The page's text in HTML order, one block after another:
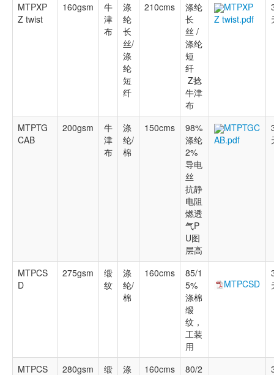
MTPXP
Z twist
160gsm
牛
津
布
涤
纶
长
丝/
涤
纶
短
纤
210cms
涤纶
长
丝 /
涤纶
短
纤
Z捻
牛津
布
MTPXP
Z twist.pdf
MTPTG
CAB
200gsm
牛
津
布
涤
纶/
棉
150cms
98%
涤纶
2%
导电
丝
抗静
电阻
燃透
气P
U图
层高
MTPTGC
AB.pdf
MTPCS
D
275gsm
缎
纹
涤
纶/
棉
160cms
85/1
5%
涤棉
缎
纹，
工装
用
MTPCSD
MTPCS
280gsm
缎
涤
160cms
80/2